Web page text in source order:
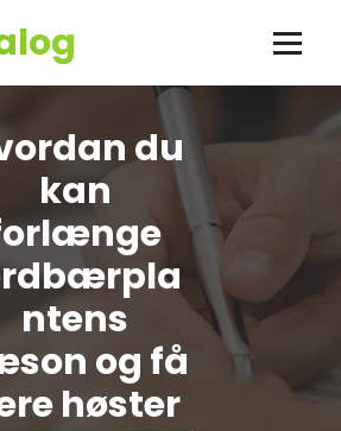
du
kan
ntens
og få
høster